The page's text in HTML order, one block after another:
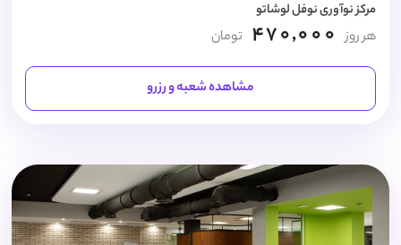
مرکز نوآوری نوفل لوشاتو
هر روز 470,000 تومان
مشاهده شعبه و رزرو